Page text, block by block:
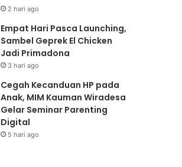
2 hari ago
Empat Hari Pasca Launching,
Sambel Geprek El Chicken
Jadi Primadona
3 hari ago
Cegah Kecanduan HP pada
Anak, MIM Kauman Wiradesa
Gelar Seminar Parenting
Digital
5 hari ago